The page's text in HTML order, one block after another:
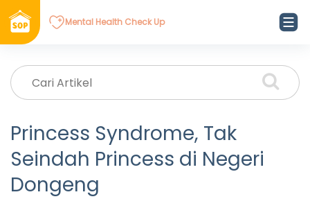
Mental Health Check Up
Princess Syndrome, Tak
Seindah Princess di Negeri
Dongeng